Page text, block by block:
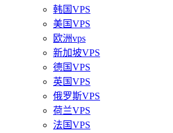
韩国VPS
美国VPS
欧洲vps
新加坡VPS
德国VPS
英国VPS
俄罗斯VPS
荷兰VPS
法国VPS